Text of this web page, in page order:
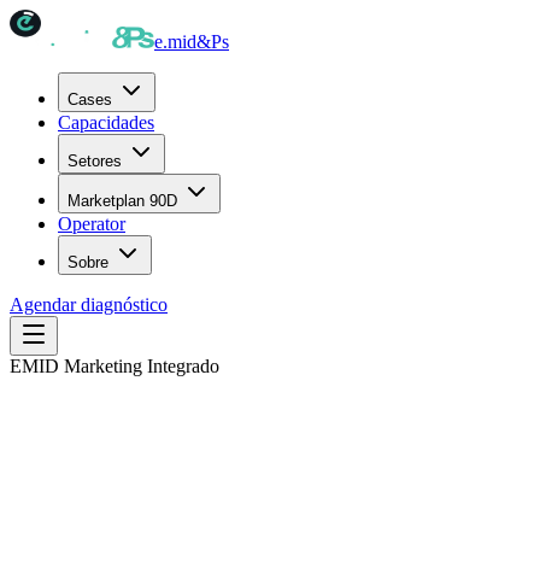
e.mid&Ps
Cases
Capacidades
Setores
Marketplan 90D
Operator
Sobre
Agendar diagnóstico
EMID Marketing Integrado